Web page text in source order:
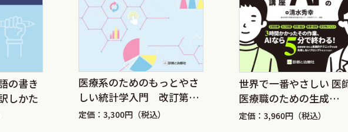
一先生が著した『基礎から学ぶ楽しい疫学』（医学書院）の存在は手ごわく，何
ると日ばかりがたち定年近くなって諦めかけたときに，冒頭の書の著者紹介を確
は重松先生が66歳のときの発刊であった．そして運の良いことに，この頃，日本
診断と治療社の相浦健一氏を知るところとなった．それからでも2年余り，構想の
稿に至った．ただ，ゲラ刷り，著者校正とまだそこそこの工程はいまからであ
書き始められなかった．どのように開始すれば読者に親和性が良いかが思い浮
それほど苦しまなかった．曲がりなりにも蓄積があったおかげと思っているが
の書き
しかた
医療系のためのもっとやさ
しい統計学入門 改訂第2
版
定価：3,300円（税込）
世界で一番やさしい 医
医療職のための生成
AI「超」入門講座
定価：3,960円（税込）